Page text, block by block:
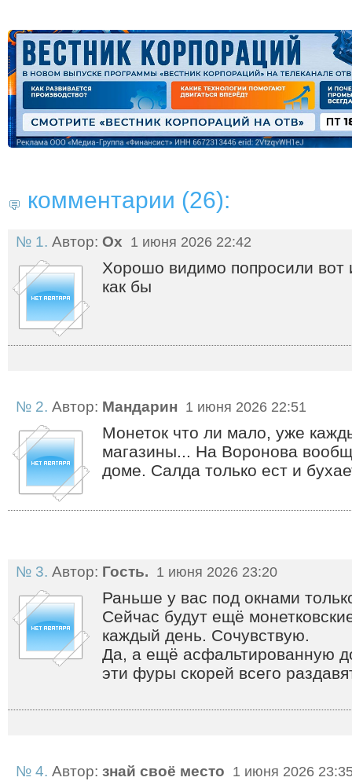
комментарии (26):
№ 1. Автор: Ох 1 июня 2026 22:42
Хорошо видимо попросили вот
как бы
№ 2. Автор: Мандарин 1 июня 2026 22:51
Монеток что ли мало, уже
магазины... На Воронова
доме. Салда только ест и
№ 3. Автор: Гость. 1 июня 2026 23:20
Раньше у вас под окнами
Сейчас будут ещё
каждый день. Сочувствую.
Да, а ещё асфальтированную
эти фуры скорей всего
№ 4. Автор: знай своё место 1 июня 2026